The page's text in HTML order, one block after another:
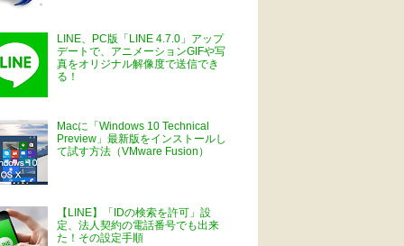
LINE、PC版「LINE 4.7.0」アップ
デートで、アニメーションGIFや写
真をオリジナル解像度で送信でき
る！
Macに「Windows 10 Technical
Preview」最新版をインストールし
て試す方法（VMware Fusion）
【LINE】「IDの検索を許可」設
定、法人契約の電話番号でも出来
た！その設定手順